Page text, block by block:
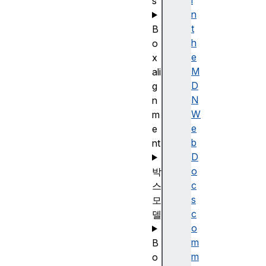
n
t
h
e
M
D
N
W
e
b
D
o
c
s
c
o
m
m
B
o
x
ali
g
n
m
e
nt
박
스
모
델
B
o